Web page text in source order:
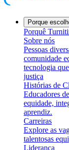
Porque
Porquê
Sobre nós
Pessoas
comunidade
tecnologia
justiça
Histórias de
Educadores
equidade,
aprendiz.
Carreiras
Explore as
talentosas
Liderança